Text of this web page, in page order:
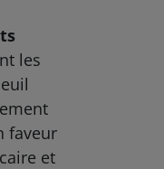
les
faveur
et